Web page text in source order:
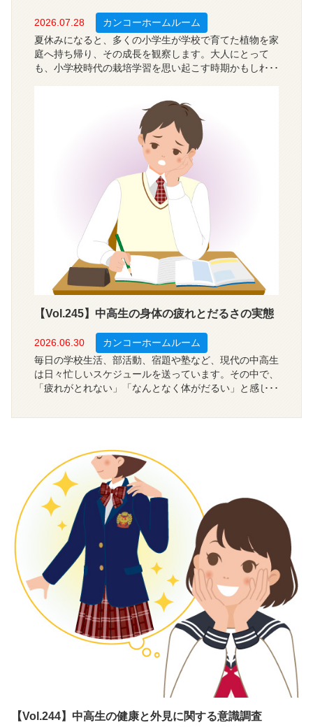
2026.07.28
カンコーホームルーム
夏休みになると、多くの小学生が学校で育てた植物を家
庭へ持ち帰り、その成長を観察します。大人にとって
も、小学校時代の栽培学習を思い起こす時期かもしれま
ような栽培学習が行われているのでしょうか？今回は、
全国の小学校の教員５５６人を対象に、栽培学習を通じ
て児童に身につく力、栽培している植物や指導上の課題
【Vol.245】中高生の身体の疲れとだるさの実態
2026.06.30
カンコーホームルーム
毎日の学校生活、部活動、宿題や塾など、現代の中高生
は日々忙しいスケジュールを送っています。その中で、
「疲れがとれない」「なんとなく体がだるい」と感じて
日常の生活で、どれくらい身体の疲れやだるさを感じて
勉強への影響、疲れやだるさを感じる場面について調査
しました。
【Vol.244】中高生の健康と外見に関する意識調査